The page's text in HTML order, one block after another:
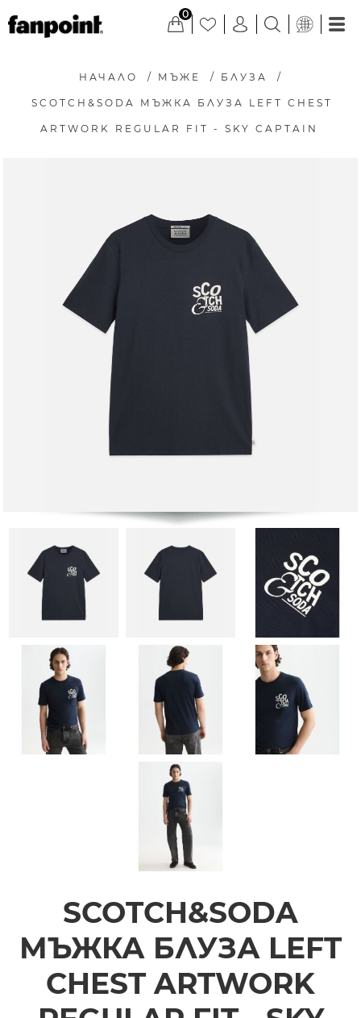
0
НАЧАЛО / МЪЖЕ / БЛУЗА /
SCOTCH&SODA МЪЖКА БЛУЗА LEFT CHEST
ARTWORK REGULAR FIT - SKY CAPTAIN
SCOTCH&SODA
МЪЖКА БЛУЗА LEFT
CHEST ARTWORK